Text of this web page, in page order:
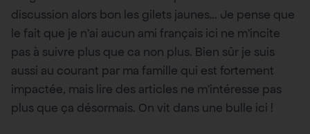
discussion alors bon les gilets jaunes… Je pense que
le fait que je n’ai aucun ami français ici ne m’incite
pas à suivre plus que ca non plus. Bien sûr je suis
aussi au courant par ma famille qui est fortement
impactée, mais lire des articles ne m’intéresse pas
plus que ça désormais. On vit dans une bulle ici !